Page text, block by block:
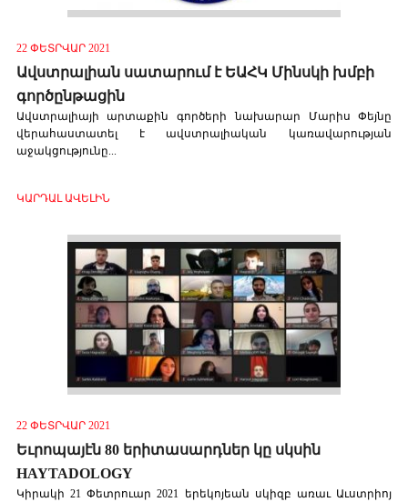
22 ՓԵՏՐՎԱՐ 2021
Ավստրալիան սատարում է ԵԱՀԿ Մինսկի խմբի
գործընթացին
Ավստրալիայի արտաքին գործերի նախարար Մարիս Փեյնը
վերահաստատել է ավստրալիական կառավարության
աջակցությունը...
ԿԱՐԴԱԼ ԱՎԵԼԻՆ
22 ՓԵՏՐՎԱՐ 2021
Եւրոպայէն 80 երիտասարդներ կը սկսին
HAYTADOLOGY
Կիրակի 21 Փետրուար 2021 երեկոյեան սկիզբ առաւ Աւստրիոյ